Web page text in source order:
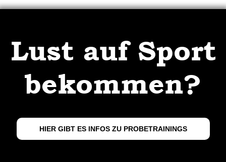
Lust auf Sport
bekommen?
HIER GIBT ES INFOS ZU PROBETRAININGS